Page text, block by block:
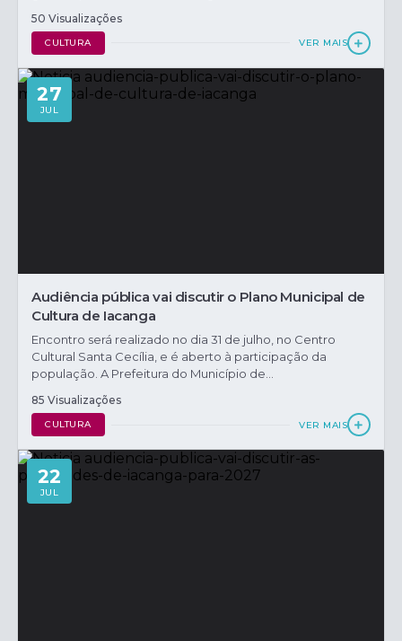
CULTURA
50 Visualizações
VER MAIS
CULTURA
27
JUL
Audiência pública vai discutir o Plano Municipal de
Cultura de Iacanga
Encontro será realizado no dia 31 de julho, no Centro
Cultural Santa Cecília, e é aberto à participação da
população. A Prefeitura do Município de...
85 Visualizações
VER MAIS
22
JUL